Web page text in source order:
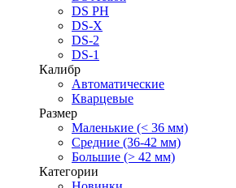
DS PH
DS-X
DS-2
DS-1
Калибр
Автоматические
Кварцевые
Размер
Маленькие (< 36 мм)
Средние (36-42 мм)
Большие (> 42 мм)
Категории